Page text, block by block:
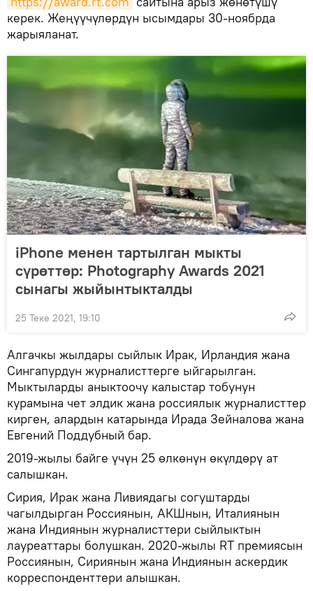
керек. Жеңүүчүлөрдүн ысымдары 30-ноябрда
жарыяланат.
iPhone менен тартылган мыкты
сүрөттөр: Photography Awards 2021
сынагы жыйынтыкталды
25 Теке 2021, 19:10
Алгачкы жылдары сыйлык Ирак, Ирландия жана
Сингапурдун журналисттерге ыйгарылган.
Мыктыларды аныктоочу калыстар тобунун
курамына чет элдик жана россиялык журналисттер
кирген, алардын катарында Ирада Зейналова жана
Евгений Поддубный бар.
2019-жылы байге үчүн 25 өлкөнүн өкүлдөрү ат
салышкан.
Сирия, Ирак жана Ливиядагы согуштарды
чагылдырган Россиянын, АКШнын, Италиянын
жана Индиянын журналисттери сыйлыктын
лауреаттары болушкан. 2020-жылы RT премиясын
Россиянын, Сириянын жана Индиянын аскердик
корреспонденттери алышкан.